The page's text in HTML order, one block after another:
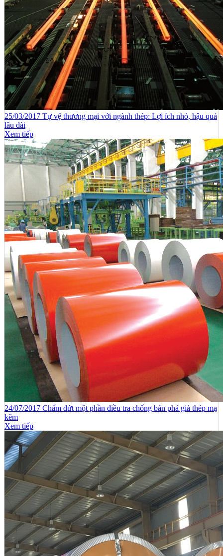
25/03/2017 Tự vệ thương mại với ngành thép: Lợi ích nhỏ, hậu quả
lâu dài
Xem tiếp
24/07/2017 Chấm dứt một phần điều tra chống bán phá giá thép mạ
kẽm
Xem tiếp